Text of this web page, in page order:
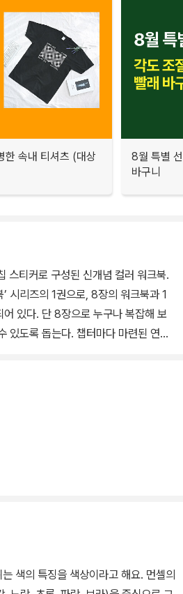
한 속내 티셔츠 (대상
8월 특별
바구니
스티커로 구성된 신개념 컬러 워크북.
시리즈의 1권으로, 8장의 워크북과 1
있다. 단 8장으로 누구나 복잡해 보
있도록 돕는다. 챕터마다 마련된 연습
색의 특징을 색상이라고 해요. 먼셀의